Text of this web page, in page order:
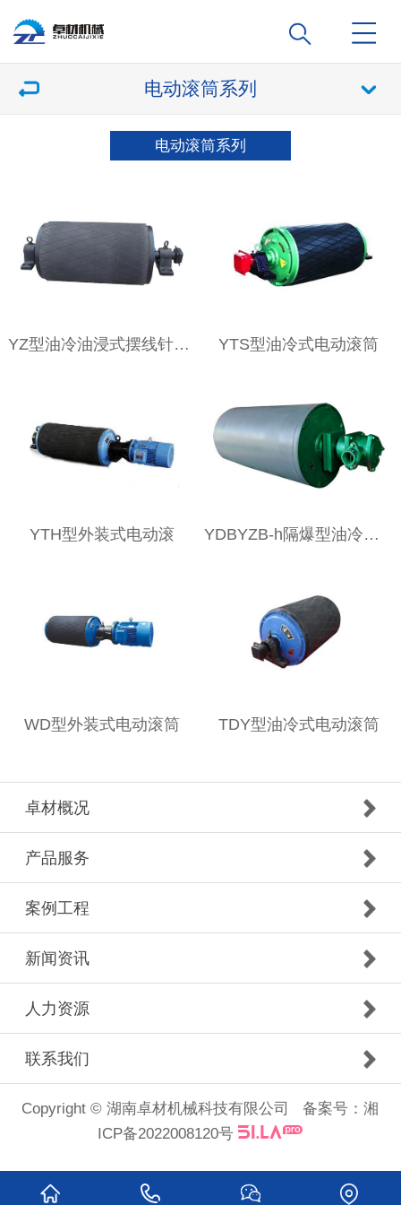
电动滚筒系列
电动滚筒系列
YZ型油冷油浸式摆线针轮电动滚筒 YTS型油冷式电动滚筒
YTH型外装式电动滚 YDBYZB-h隔爆型油冷式电动滚筒
WD型外装式电动滚筒 TDY型油冷式电动滚筒
卓材概况
产品服务
案例工程
新闻资讯
人力资源
联系我们
Copyright © 湖南卓材机械科技有限公司 备案号：湘
ICP备2022008120号